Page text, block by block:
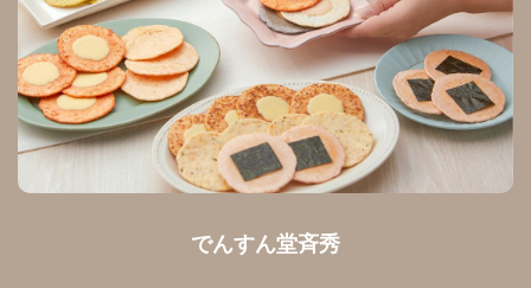
でんすん堂斉秀